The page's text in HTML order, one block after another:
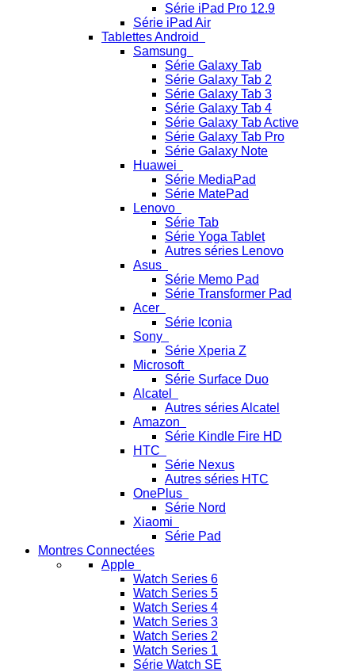
Série iPad Pro 12.9
Série iPad Air
Tablettes Android
Samsung
Série Galaxy Tab
Série Galaxy Tab 2
Série Galaxy Tab 3
Série Galaxy Tab 4
Série Galaxy Tab Active
Série Galaxy Tab Pro
Série Galaxy Note
Huawei
Série MediaPad
Série MatePad
Lenovo
Série Tab
Série Yoga Tablet
Autres séries Lenovo
Asus
Série Memo Pad
Série Transformer Pad
Acer
Série Iconia
Sony
Série Xperia Z
Microsoft
Série Surface Duo
Alcatel
Autres séries Alcatel
Amazon
Série Kindle Fire HD
HTC
Série Nexus
Autres séries HTC
OnePlus
Série Nord
Xiaomi
Série Pad
Montres Connectées
Apple
Watch Series 6
Watch Series 5
Watch Series 4
Watch Series 3
Watch Series 2
Watch Series 1
Série Watch SE